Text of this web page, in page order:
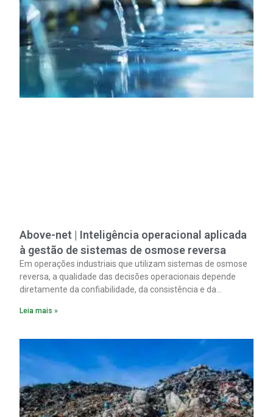
Above-net | Inteligência operacional aplicada
à gestão de sistemas de osmose reversa
Em operações industriais que utilizam sistemas de osmose
reversa, a qualidade das decisões operacionais depende
diretamente da confiabilidade, da consistência e da
Leia mais »